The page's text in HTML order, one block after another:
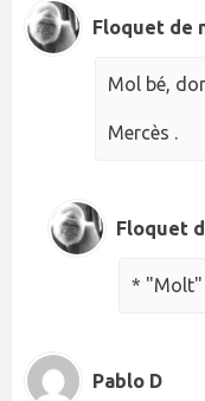
Floquet de
Mol bé,
Mercès .
Floquet
* "Molt"
Pablo D